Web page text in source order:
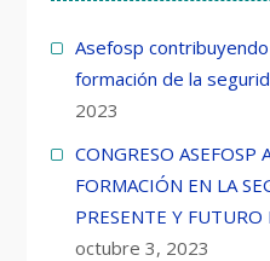
Asefosp
formación de la
2023
CONGRESO ASEFOSP
FORMACIÓN EN LA
PRESENTE Y FUTURO
octubre 3, 2023